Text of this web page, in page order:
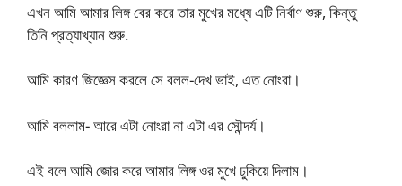
এখন আমি আমার লিঙ্গ বের করে তার মুখের মধ্যে এটি নির্বাণ শুরু, কিন্তু
তিনি প্রত্যাখ্যান শুরু.
আমি কারণ জিজ্ঞেস করলে সে বলল-দেখ ভাই, এত নোংরা।
আমি বললাম- আরে এটা নোংরা না এটা এর সৌন্দর্য।
এই বলে আমি জোর করে আমার লিঙ্গ ওর মুখে ঢুকিয়ে দিলাম।